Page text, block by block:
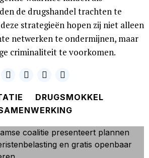
de drugshandel trachten te
strategieën hopen zij niet alleen
netwerken te ondermijnen, maar
criminaliteit te voorkomen.
DRUGSMOKKEL